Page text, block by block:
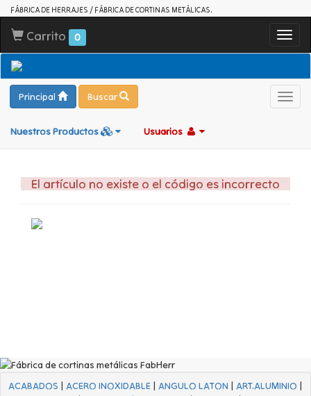
FÁBRICA DE HERRAJES / FÁBRICA DE CORTINAS METÁLICAS.
Carrito 0
Principal Buscar
Nuestros Productos Usuarios
El artículo no existe o el código es incorrecto
ACABADOS | ACERO INOXIDABLE | ANGULO LATON | ART.ALUMINIO |